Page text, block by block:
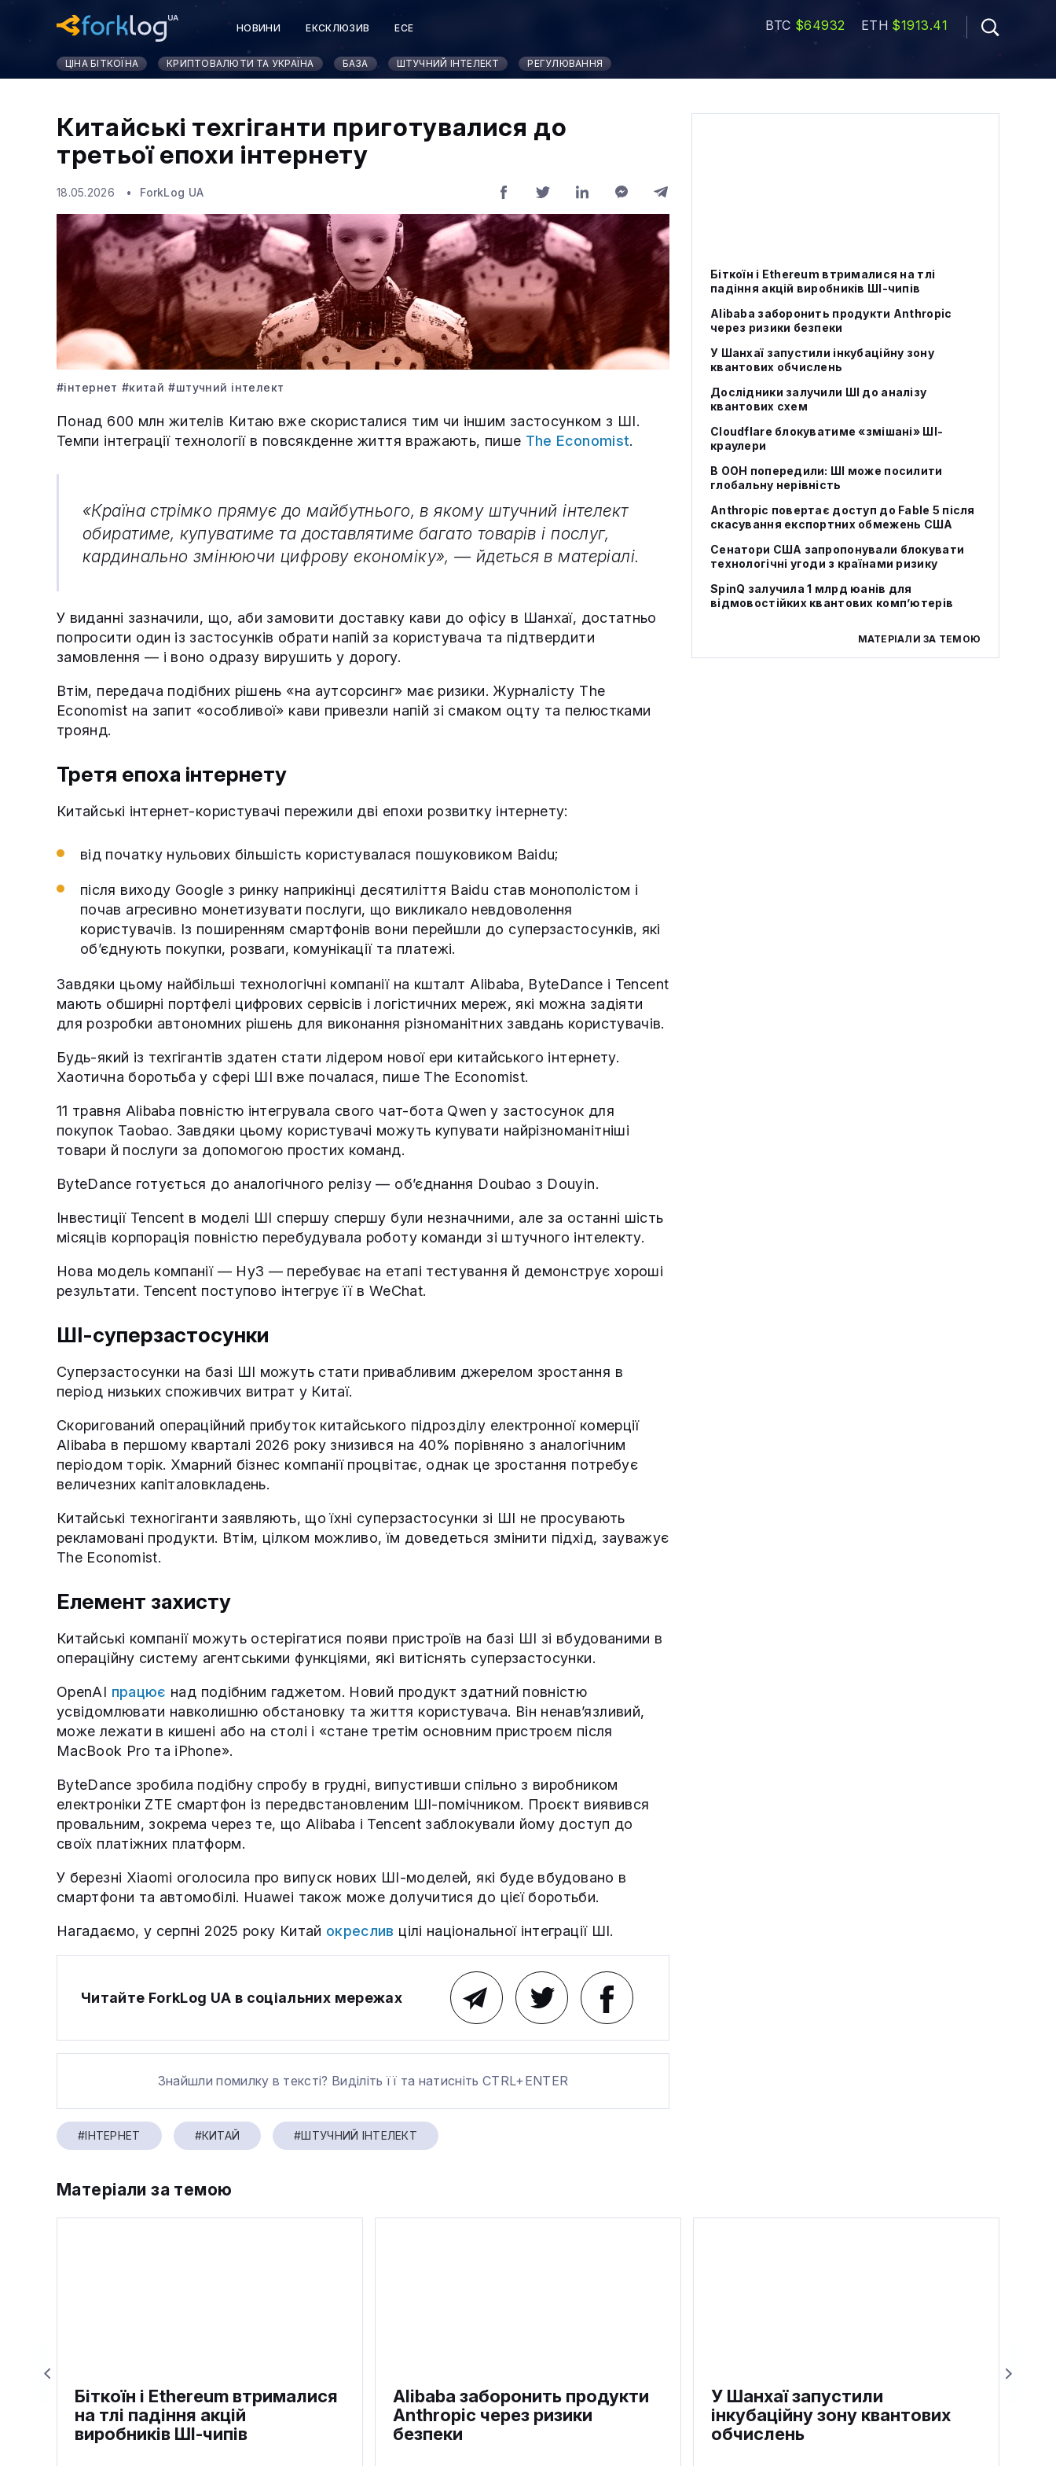
НОВИНИ ЕКСКЛЮЗИВ
ЕСЕ
BTC $64932 ETH $1913.41
ЦІНА БІТКОЇНА КРИПТОВАЛЮТИ ТА УКРАЇНА БАЗА ШТУЧНИЙ ІНТЕЛЕКТ РЕГУЛЮВАННЯ
Біткоїн і Ethereum втрималися на тлі
падіння акцій виробників ШІ-чипів
Alibaba заборонить продукти Anthropic
через ризики безпеки
У Шанхаї запустили інкубаційну зону
квантових обчислень
Дослідники залучили ШІ до аналізу
квантових схем
Cloudflare блокуватиме «змішані» ШІ-
краулери
В ООН попередили: ШІ може посилити
глобальну нерівність
Anthropic повертає доступ до Fable 5 після
скасування експортних обмежень США
Сенатори США запропонували блокувати
технологічні угоди з країнами ризику
SpinQ залучила 1 млрд юанів для
відмовостійких квантових комп’ютерів
МАТЕРІАЛИ ЗА ТЕМОЮ
Китайські техгіганти приготувалися до
третьої епохи інтернету
18.05.2026 ForkLog UA
#інтернет #китай #штучний інтелект
Понад 600 млн жителів Китаю вже скористалися тим чи іншим застосунком з ШІ.
Темпи інтеграції технології в повсякденне життя вражають, пише The Economist.
«Країна стрімко прямує до майбутнього, в якому штучний інтелект
обиратиме, купуватиме та доставлятиме багато товарів і послуг,
кардинально змінюючи цифрову економіку», — йдеться в матеріалі.
У виданні зазначили, що, аби замовити доставку кави до офісу в Шанхаї, достатньо
попросити один із застосунків обрати напій за користувача та підтвердити
замовлення — і воно одразу вирушить у дорогу.
Втім, передача подібних рішень «на аутсорсинг» має ризики. Журналісту The
Economist на запит «особливої» кави привезли напій зі смаком оцту та пелюстками
троянд.
Третя епоха інтернету
Китайські інтернет-користувачі пережили дві епохи розвитку інтернету:
від початку нульових більшість користувалася пошуковиком Baidu;
після виходу Google з ринку наприкінці десятиліття Baidu став монополістом і
почав агресивно монетизувати послуги, що викликало невдоволення
користувачів. Із поширенням смартфонів вони перейшли до суперзастосунків, які
об’єднують покупки, розваги, комунікації та платежі.
Завдяки цьому найбільші технологічні компанії на кшталт Alibaba, ByteDance і Tencent
мають обширні портфелі цифрових сервісів і логістичних мереж, які можна задіяти
для розробки автономних рішень для виконання різноманітних завдань користувачів.
Будь-який із техгігантів здатен стати лідером нової ери китайського інтернету.
Хаотична боротьба у сфері ШІ вже почалася, пише The Economist.
11 травня Alibaba повністю інтегрувала свого чат-бота Qwen у застосунок для
покупок Taobao. Завдяки цьому користувачі можуть купувати найрізноманітніші
товари й послуги за допомогою простих команд.
ByteDance готується до аналогічного релізу — об’єднання Doubao з Douyin.
Інвестиції Tencent в моделі ШІ спершу спершу були незначними, але за останні шість
місяців корпорація повністю перебудувала роботу команди зі штучного інтелекту.
Нова модель компанії — Hy3 — перебуває на етапі тестування й демонструє хороші
результати. Tencent поступово інтегрує її в WeChat.
ШІ-суперзастосунки
Суперзастосунки на базі ШІ можуть стати привабливим джерелом зростання в
період низьких споживчих витрат у Китаї.
Скоригований операційний прибуток китайського підрозділу електронної комерції
Alibaba в першому кварталі 2026 року знизився на 40% порівняно з аналогічним
періодом торік. Хмарний бізнес компанії процвітає, однак це зростання потребує
величезних капіталовкладень.
Китайські техногіганти заявляють, що їхні суперзастосунки зі ШІ не просувають
рекламовані продукти. Втім, цілком можливо, їм доведеться змінити підхід, зауважує
The Economist.
Елемент захисту
Китайські компанії можуть остерігатися появи пристроїв на базі ШІ зі вбудованими в
операційну систему агентськими функціями, які витіснять суперзастосунки.
OpenAI працює над подібним гаджетом. Новий продукт здатний повністю
усвідомлювати навколишню обстановку та життя користувача. Він ненав’язливий,
може лежати в кишені або на столі і «стане третім основним пристроєм після
MacBook Pro та iPhone».
ByteDance зробила подібну спробу в грудні, випустивши спільно з виробником
електроніки ZTE смартфон із передвстановленим ШІ-помічником. Проєкт виявився
провальним, зокрема через те, що Alibaba і Tencent заблокували йому доступ до
своїх платіжних платформ.
У березні Xiaomi оголосила про випуск нових ШІ-моделей, які буде вбудовано в
смартфони та автомобілі. Huawei також може долучитися до цієї боротьби.
Нагадаємо, у серпні 2025 року Китай окреслив цілі національної інтеграції ШІ.
Читайте ForkLog UA в соціальних мережах
Знайшли помилку в тексті? Виділіть її та натисніть CTRL+ENTER
#ІНТЕРНЕТ #КИТАЙ #ШТУЧНИЙ ІНТЕЛЕКТ
Матеріали за темою
Біткоїн і Ethereum втрималися
на тлі падіння акцій
виробників ШІ-чипів
Alibaba заборонить продукти
Anthropic через ризики
безпеки
У Шанхаї запустили
інкубаційну зону квантових
обчислень